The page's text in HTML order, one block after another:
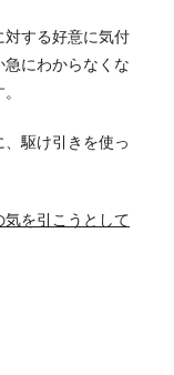
対する好意に気付
にわからなくな
駆け引きを使っ
を引こうとして